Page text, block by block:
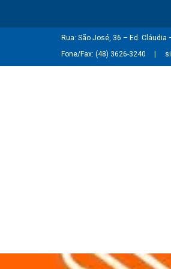
Rua: São José, 36 – Ed. Cláudia
Fone/Fax: (48) 3626-3240